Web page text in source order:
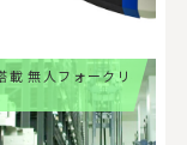
載 無人フォークリ